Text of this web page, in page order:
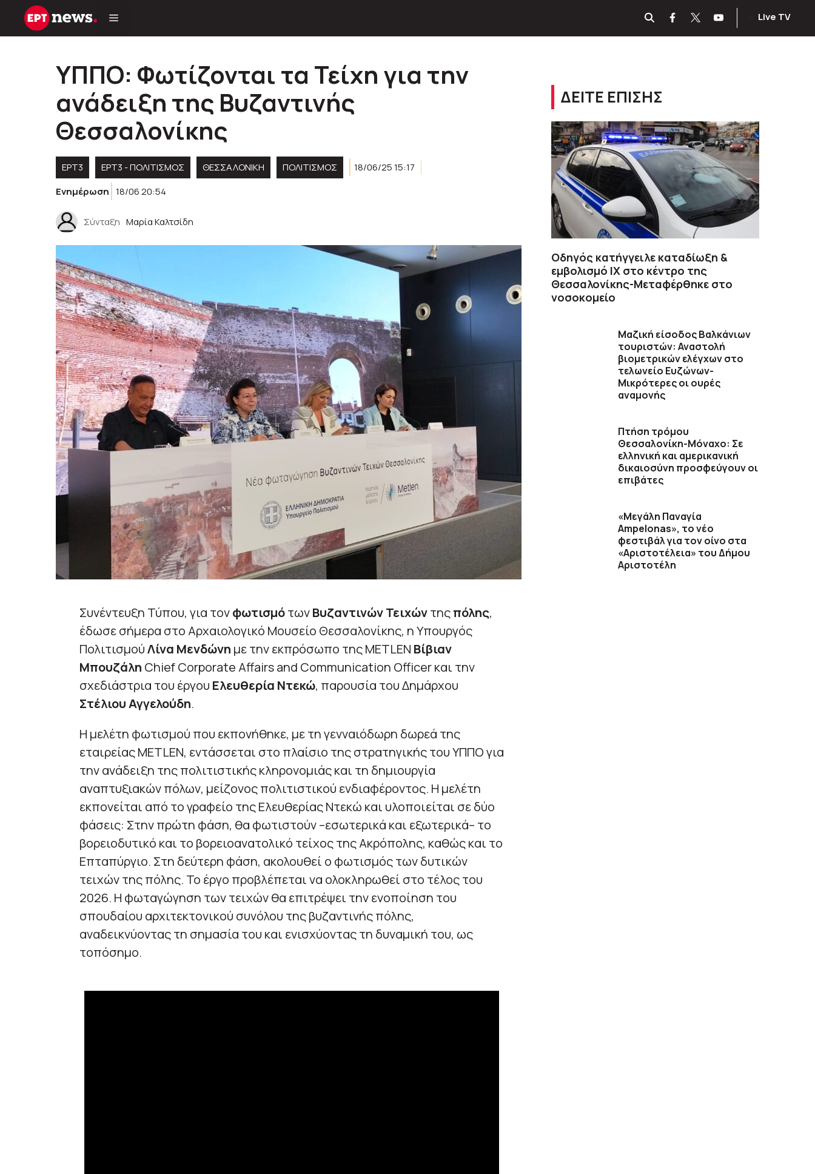
Μετάβαση
Live TV
ΥΠΠΟ: Φωτίζονται τα Τείχη για την
ανάδειξη της Βυζαντινής
Θεσσαλονίκης
ΕΡΤ3 ΕΡΤ3 - ΠΟΛΙΤΙΣΜΌΣ ΘΕΣΣΑΛΟΝΙΚΗ ΠΟΛΙΤΙΣΜΟΣ
18/06/25 15:17
Ενημέρωση 18/06 20:54
Σύνταξη Μαρία Καλτσίδη
Συνέντευξη Τύπου, για τονφωτισμότωνΒυζαντινών Τειχώντηςπόλης,
έδωσε σήμερα στο Αρχαιολογικό Μουσείο Θεσσαλονίκης, η Υπουργός
ΠολιτισμούΛίνα Μενδώνη με την εκπρόσωπο της METLEN Βίβιαν
Μπουζάλη Chief Corporate Affairs and Communication Officer και την
σχεδιάστρια του έργου Ελευθερία Ντεκώ, παρουσία του Δημάρχου
Στέλιου Αγγελούδη.
Η μελέτη φωτισμού που εκπονήθηκε, με τη γενναιόδωρη δωρεά της
εταιρείας METLEN, εντάσσεται στο πλαίσιο της στρατηγικής του ΥΠΠΟ για
την ανάδειξη της πολιτιστικής κληρονομιάς και τη δημιουργία
αναπτυξιακών πόλων, μείζονος πολιτιστικού ενδιαφέροντος. Η μελέτη
εκπονείται από το γραφείο της Ελευθερίας Ντεκώ και υλοποιείται σε δύο
φάσεις: Στην πρώτη φάση, θα φωτιστούν –εσωτερικά και εξωτερικά– το
βορειοδυτικό και το βορειοανατολικό τείχος της Ακρόπολης, καθώς και το
Επταπύργιο. Στη δεύτερη φάση, ακολουθεί ο φωτισμός των δυτικών
τειχών της πόλης. Το έργο προβλέπεται να ολοκληρωθεί στο τέλος του
2026. Η φωταγώγηση των τειχών θα επιτρέψει την ενοποίηση του
σπουδαίου αρχιτεκτονικού συνόλου της βυζαντινής πόλης,
αναδεικνύοντας τη σημασία του και ενισχύοντας τη δυναμική του, ως
τοπόσημο.
ΔΕΙΤΕ ΕΠΙΣΗΣ
Οδηγός κατήγγειλε καταδίωξη &
εμβολισμό ΙΧ στο κέντρο της
Θεσσαλονίκης-Μεταφέρθηκε στο
νοσοκομείο
Μαζική είσοδος Βαλκάνιων
τουριστών: Αναστολή
βιομετρικών ελέγχων στο
τελωνείο Ευζώνων-
Μικρότερες οι ουρές
αναμονής
Πτήση τρόμου
Θεσσαλονίκη-Μόναχο: Σε
ελληνική και αμερικανική
δικαιοσύνη προσφεύγουν οι
επιβάτες
«Μεγάλη Παναγία
Ampelonas», το νέο
φεστιβάλ για τον οίνο στα
«Αριστοτέλεια» του Δήμου
Αριστοτέλη